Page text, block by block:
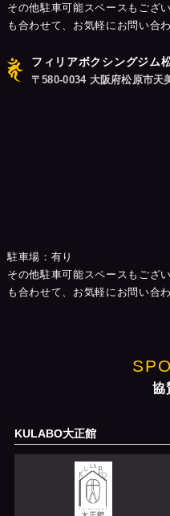
その他駐車可能スペースもござ
も合わせて、お気軽にお問い合
フィリアボクシングジム
〒580-0034 大阪府松原市天
駐車場：有り
その他駐車可能スペースもござ
も合わせて、お気軽にお問い合
協
KULABO大正館